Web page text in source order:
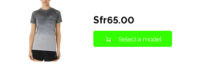
Sfr65.00
Select a model